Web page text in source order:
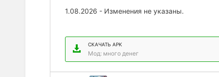
1.08.2026 - Изменения не указаны.
СКАЧАТЬ APK
Мод: много денег